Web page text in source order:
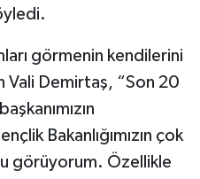
görmenin kendilerini
Demirtaş, “Son 20
Bakanlığımızın çok
görüyorum. Özellikle